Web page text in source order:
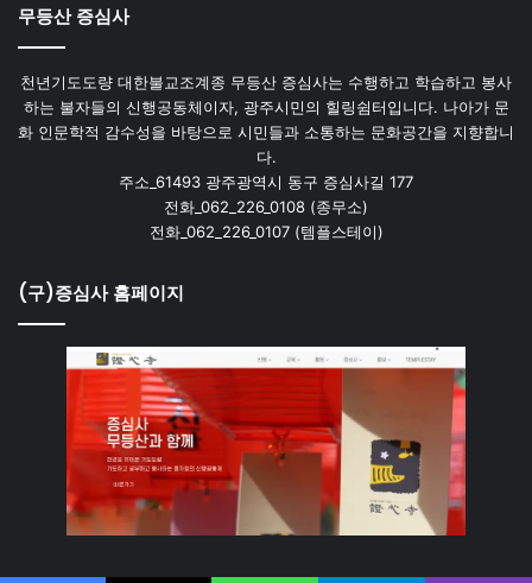
무등산 증심사
천년기도도량 대한불교조계종 무등산 증심사는 수행하고 학습하고 봉사
하는 불자들의 신행공동체이자, 광주시민의 힐링쉼터입니다. 나아가 문
화 인문학적 감수성을 바탕으로 시민들과 소통하는 문화공간을 지향합니
다.
주소_61493 광주광역시 동구 증심사길 177
전화_062_226_0108 (종무소)
전화_062_226_0107 (템플스테이)
(구)증심사 홈페이지